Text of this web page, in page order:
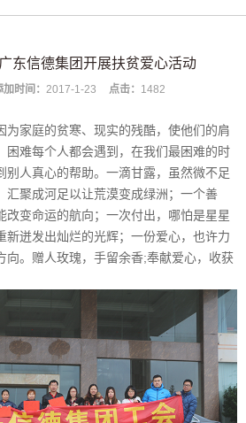
东信德集团开展扶贫爱心活动
加时间： 2017-1-23 点击： 1482
为家庭的贫寒、现实的残酷，使他们的肩
困难每个人都会遇到，在我们最困难的时
别人真心的帮助。一滴甘露，虽然微不足
汇聚成河足以让荒漠变成绿洲；一个善
改变命运的航向；一次付出，哪怕是星星
新迸发出灿烂的光辉；一份爱心，也许力
向。赠人玫瑰，手留余香;奉献爱心，收获